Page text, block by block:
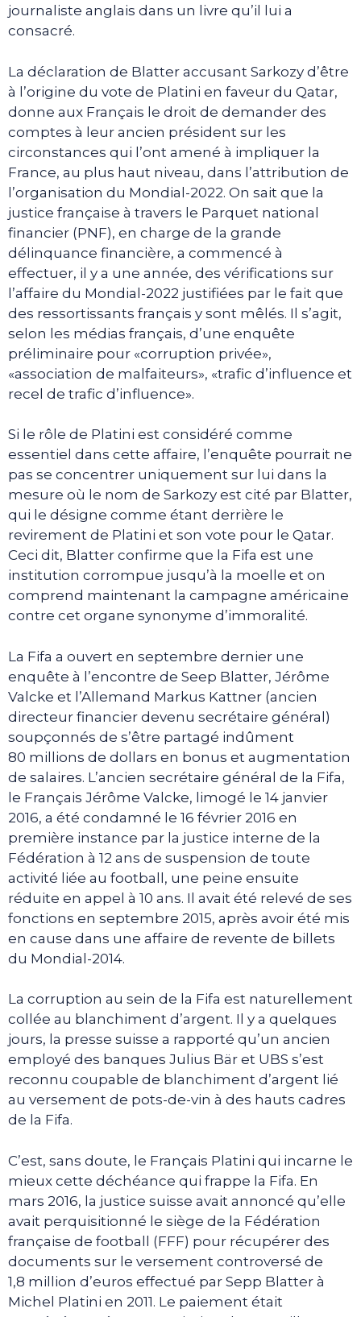
journaliste anglais dans un livre qu’il lui a
consacré.
La déclaration de Blatter accusant Sarkozy d’être
à l’origine du vote de Platini en faveur du Qatar,
donne aux Français le droit de demander des
comptes à leur ancien président sur les
circonstances qui l’ont amené à impliquer la
France, au plus haut niveau, dans l’attribution de
l’organisation du Mondial-2022. On sait que la
justice française à travers le Parquet national
financier (PNF), en charge de la grande
délinquance financière, a commencé à
effectuer, il y a une année, des vérifications sur
l’affaire du Mondial-2022 justifiées par le fait que
des ressortissants français y sont mêlés. Il s’agit,
selon les médias français, d’une enquête
préliminaire pour «corruption privée»,
«association de malfaiteurs», «trafic d’influence et
recel de trafic d’influence».
Si le rôle de Platini est considéré comme
essentiel dans cette affaire, l’enquête pourrait ne
pas se concentrer uniquement sur lui dans la
mesure où le nom de Sarkozy est cité par Blatter,
qui le désigne comme étant derrière le
revirement de Platini et son vote pour le Qatar.
Ceci dit, Blatter confirme que la Fifa est une
institution corrompue jusqu’à la moelle et on
comprend maintenant la campagne américaine
contre cet organe synonyme d’immoralité.
La Fifa a ouvert en septembre dernier une
enquête à l’encontre de Seep Blatter, Jérôme
Valcke et l’Allemand Markus Kattner (ancien
directeur financier devenu secrétaire général)
soupçonnés de s’être partagé indûment
80 millions de dollars en bonus et augmentation
de salaires. L’ancien secrétaire général de la Fifa,
le Français Jérôme Valcke, limogé le 14 janvier
2016, a été condamné le 16 février 2016 en
première instance par la justice interne de la
Fédération à 12 ans de suspension de toute
activité liée au football, une peine ensuite
réduite en appel à 10 ans. Il avait été relevé de ses
fonctions en septembre 2015, après avoir été mis
en cause dans une affaire de revente de billets
du Mondial-2014.
La corruption au sein de la Fifa est naturellement
collée au blanchiment d’argent. Il y a quelques
jours, la presse suisse a rapporté qu’un ancien
employé des banques Julius Bär et UBS s’est
reconnu coupable de blanchiment d’argent lié
au versement de pots-de-vin à des hauts cadres
de la Fifa.
C’est, sans doute, le Français Platini qui incarne le
mieux cette déchéance qui frappe la Fifa. En
mars 2016, la justice suisse avait annoncé qu’elle
avait perquisitionné le siège de la Fédération
française de football (FFF) pour récupérer des
documents sur le versement controversé de
1,8 million d’euros effectué par Sepp Blatter à
Michel Platini en 2011. Le paiement était